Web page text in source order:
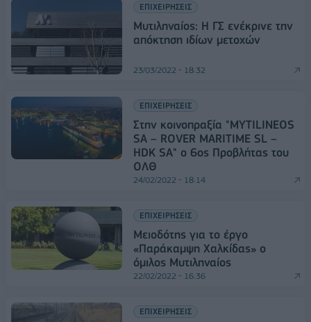
ΕΠΙΧΕΙΡΗΣΕΙΣ
Μυτιληναίος: Η ΓΣ ενέκρινε την
απόκτηση ιδίων μετοχών
23/03/2022 - 18:32
ΕΠΙΧΕΙΡΗΣΕΙΣ
Στην κοινοπραξία "MYTILINEOS
SA – ROVER MARITIME SL –
HDK SA" ο 6ος Προβλήτας του
ΟΛΘ
24/02/2022 - 18:14
ΕΠΙΧΕΙΡΗΣΕΙΣ
Μειοδότης για το έργο
«Παράκαμψη Χαλκίδας» ο
όμιλος Μυτιληναίος
22/02/2022 - 16:36
ΕΠΙΧΕΙΡΗΣΕΙΣ